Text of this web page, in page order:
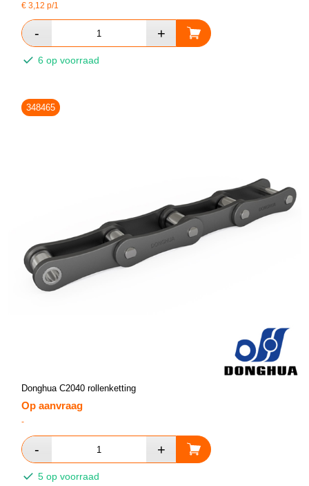
€3,12 p/1
6 op voorraad
348465
Donghua C2040 rollenketting
Op aanvraag
-
5 op voorraad